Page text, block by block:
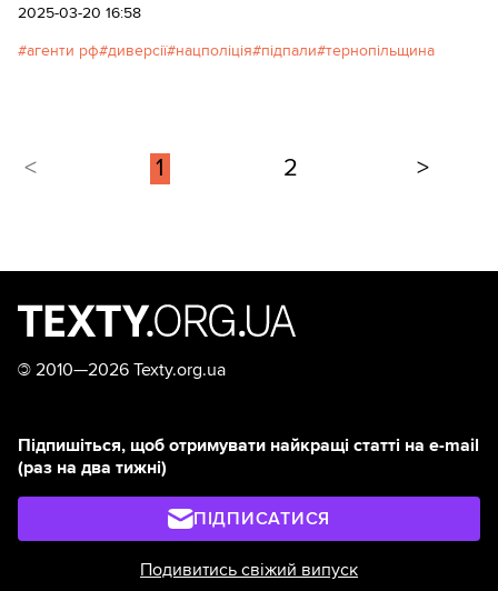
2025-03-20 16:58
агенти рф диверсії нацполіція підпали тернопільщина
< 1 2 >
© 2010—2026 Texty.org.ua
Підпишіться, щоб отримувати найкращі статті на e-mail
(раз на два тижні)
ПІДПИСАТИСЯ
Подивитись свіжий випуск